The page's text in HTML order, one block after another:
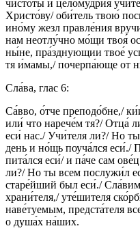
чистоты́ и целому́дрия
Христо́ву/ оби́тель твою́
ино́му жезл правле́ния
нам неотлу́чно мо́щи твоя́
ны́не, пра́зднующии твое́
тя и́мамы,/ почерпа́юще от
Сла́ва, глас 6:
Са́вво, о́тче преподо́бне,/
или́ что нарече́м тя?/ Отца́
еси́ нас./ Учи́теля ли?/ Но
день и но́щь поуча́лся еси́./
пита́лся еси́/ и па́че сам
ли?/ Но ты всем послужи́л
старе́йший был еси́./
храни́теля,/ уте́шителя
наве́туемым, предста́теля
о душа́х на́ших.